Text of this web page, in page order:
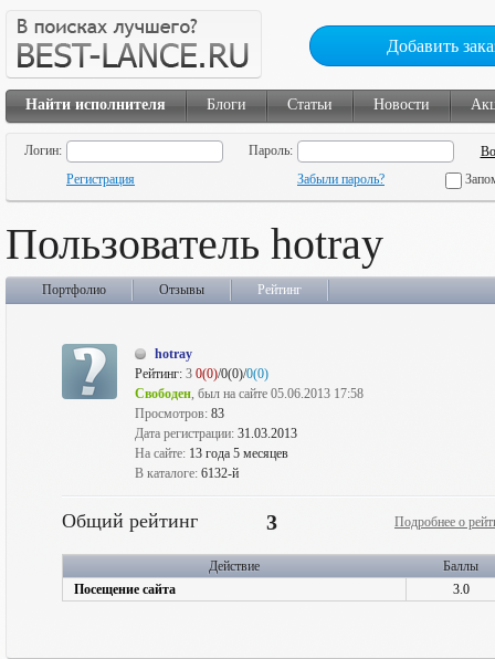
Добавить
Найти исполнителя Блоги Статьи Новости
Логин:
Пароль:
Регистрация
Забыли пароль?
Пользователь hotray
Портфолио Отзывы Рейтинг
hotray
Рейтинг: 3 0(0)/0(0)/0(0)
Свободен, был на сайте 05.06.2013 17:58
Просмотров: 83
Дата регистрации: 31.03.2013
На сайте: 13 года 5 месяцев
В каталоге: 6132-й
Общий рейтинг 3 Подробнее о
Действие
Баллы
Посещение сайта
3.0